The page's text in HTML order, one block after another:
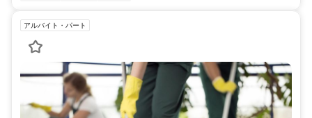
アルバイト・パート